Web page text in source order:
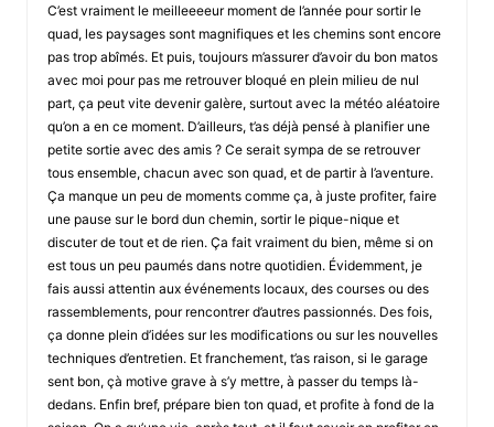
C’est vraiment le meilleeeeur moment de l’année pour sortir le
quad, les paysages sont magnifiques et les chemins sont encore
pas trop abîmés. Et puis, toujours m’assurer d’avoir du bon matos
avec moi pour pas me retrouver bloqué en plein milieu de nul
part, ça peut vite devenir galère, surtout avec la météo aléatoire
qu’on a en ce moment. D’ailleurs, t’as déjà pensé à planifier une
petite sortie avec des amis ? Ce serait sympa de se retrouver
tous ensemble, chacun avec son quad, et de partir à l’aventure.
Ça manque un peu de moments comme ça, à juste profiter, faire
une pause sur le bord dun chemin, sortir le pique-nique et
discuter de tout et de rien. Ça fait vraiment du bien, même si on
est tous un peu paumés dans notre quotidien. Évidemment, je
fais aussi attentin aux événements locaux, des courses ou des
rassemblements, pour rencontrer d’autres passionnés. Des fois,
ça donne plein d’idées sur les modifications ou sur les nouvelles
techniques d’entretien. Et franchement, t’as raison, si le garage
sent bon, çà motive grave à s’y mettre, à passer du temps là-
dedans. Enfin bref, prépare bien ton quad, et profite à fond de la